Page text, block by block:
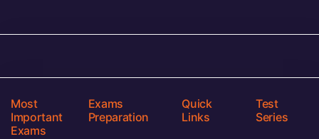
Most
Important
Exams
Exams
Preparation
Quick
Links
Test
Series